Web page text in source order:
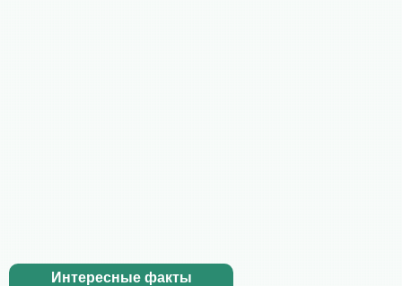
Интересные факты